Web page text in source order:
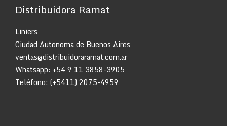
Distribuidora Ramat
Liniers
Ciudad Autonoma de Buenos Aires
ventas@distribuidoraramat.com.ar
Whatsapp: +54 9 11 3858-3905
Teléfono: (+5411) 2075-4959